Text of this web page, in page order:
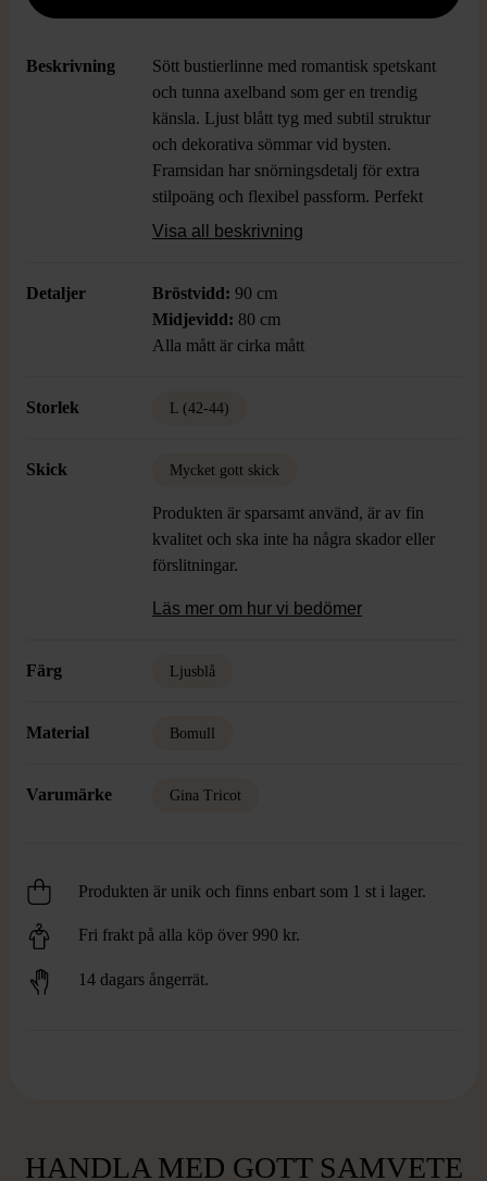
Beskrivning
Sött bustierlinne med romantisk spetskant
och tunna axelband som ger en trendig
känsla. Ljust blått tyg med subtil struktur
och dekorativa sömmar vid bysten.
Framsidan har snörningsdetalj för extra
stilpoäng och flexibel passform. Perfekt
när du vill addera en feminin touch till din
Visa all beskrivning
Detaljer Bröstvidd: 90 cm
Midjevidd: 80 cm
Alla mått är cirka mått
Storlek L (42-44)
Skick Mycket gott skick
Produkten är sparsamt använd, är av fin
kvalitet och ska inte ha några skador eller
förslitningar.
Läs mer om hur vi bedömer
Färg Ljusblå
Material Bomull
Varumärke Gina Tricot
Produkten är unik och finns enbart som 1 st i lager.
Fri frakt på alla köp över 990 kr.
14 dagars ångerrät.
HANDLA MED GOTT SAMVETE